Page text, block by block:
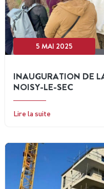
5 MAI 2025
INAUGURATION DE
NOISY-LE-SEC
Lire la suite